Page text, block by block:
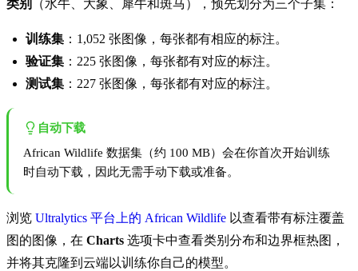
类别
（水牛、大象、犀牛和斑马），预先划分为三个子集：
训练集 ：1,052 张图像，每张都有相应的标注。
验证集 ：225 张图像，每张都有对应的标注。
测试集 ：227 张图像，每张都有对应的标注。
自动下载
African Wildlife 数据集（约 100 MB）会在你首次开始训练
时自动下载，因此无需手动下载或准备。
浏览 Ultralytics 平台上的 African Wildlife 以查看带有标注覆盖
图的图像，在 Charts 选项卡中查看类别分布和边界框热图，
并将其克隆到云端以训练你自己的模型。